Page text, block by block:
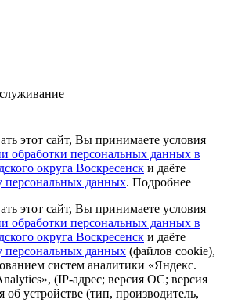
этот сайт, Вы принимаете условия
обработки персональных данных в
округа Воскресенск и даёте
персональных данных. Подробнее
этот сайт, Вы принимаете условия
обработки персональных данных в
округа Воскресенск и даёте
персональных данных (файлов cookie),
систем аналитики «Яндекс.
(IP-адрес; версия ОС; версия
об устройстве (тип, производитель,